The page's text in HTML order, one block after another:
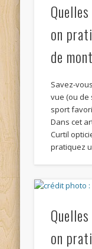
on
de
Savez-
vue (ou de
sport
Dans cet
Curtil
pratiquez
on